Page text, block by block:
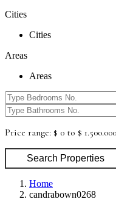
Cities
Cities
Areas
Areas
Price range: $ 0 to $ 1.500.000
Search Properties
Home
candrabown0268